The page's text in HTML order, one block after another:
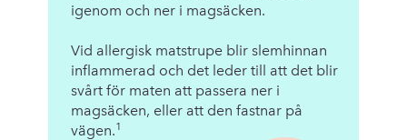
igenom och ner i magsäcken.
Vid allergisk matstrupe blir slemhinnan
inflammerad och det leder till att det blir
svårt för maten att passera ner i
magsäcken, eller att den fastnar på
vägen.1